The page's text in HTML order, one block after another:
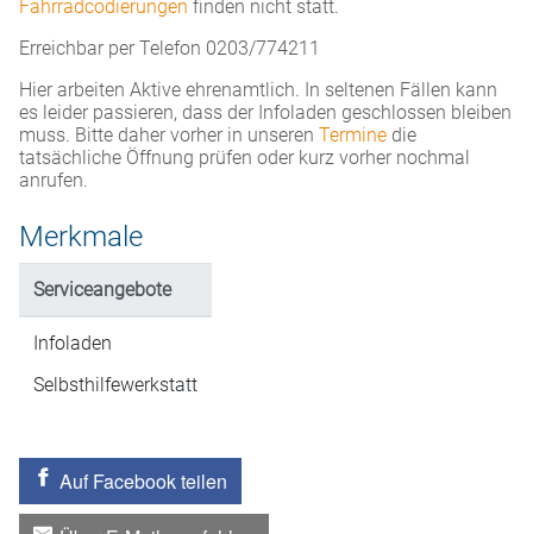
Fahrradcodierungen finden nicht statt.
Erreichbar per Telefon 0203/774211
Hier arbeiten Aktive ehrenamtlich. In seltenen Fällen kann
es leider passieren, dass der Infoladen geschlossen bleiben
muss. Bitte daher vorher in unseren Termine die
tatsächliche Öffnung prüfen oder kurz vorher nochmal
anrufen.
Merkmale
Serviceangebote
Infoladen
Selbsthilfewerkstatt
Auf Facebook teilen